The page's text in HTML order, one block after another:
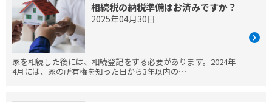
相続税の納税準備はお済みですか？
2025年04月30日
家を相続した後には、相続登記をする必要があります。2024年
4月には、家の所有権を知った日から3年以内の…